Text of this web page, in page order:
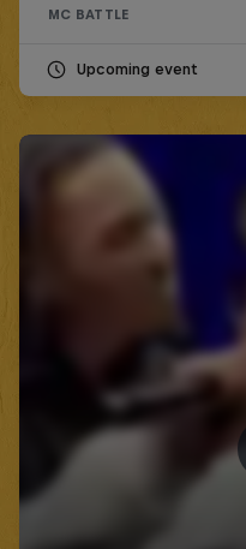
MC BATTLE
Upcoming event